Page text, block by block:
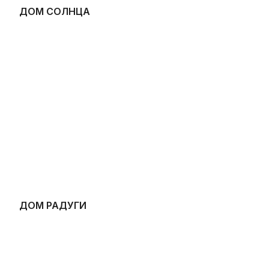
ДОМ СОЛНЦА
ДОМ РАДУГИ